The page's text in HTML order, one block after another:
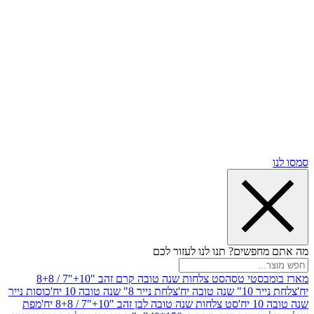
תנו לנו לעזור לכם
טסה
סט צלחות שנה טובה קרם זהב "10+"7 / 8+8
יח'
צלחת נייר 8" שנה טובה 10 יח'
כוסות נייר
סט צלחות שנה טובה לבן זהב "10+"7 / 8+8 יח'
מפת